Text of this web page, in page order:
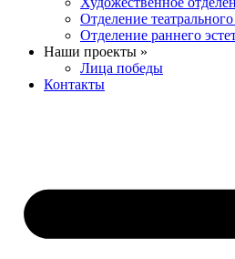
Отделение театрального
Отделение раннего
Наши проекты »
Лица победы
Контакты